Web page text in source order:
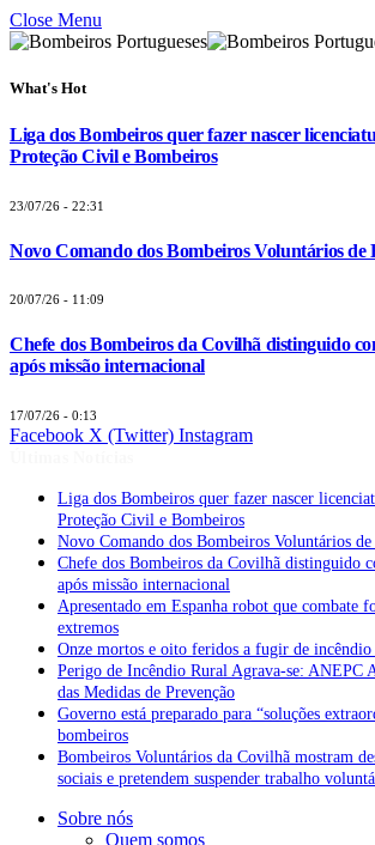
Close Menu
What's Hot
Liga dos Bombeiros quer fazer nascer
Proteção Civil e Bombeiros
23/07/26 - 22:31
Novo Comando dos Bombeiros Voluntários de
20/07/26 - 11:09
Chefe dos Bombeiros da Covilhã distinguido
após missão internacional
17/07/26 - 0:13
Facebook X (Twitter) Instagram
Liga dos Bombeiros quer fazer nascer
Proteção Civil e Bombeiros
Novo Comando dos Bombeiros Voluntários
Chefe dos Bombeiros da Covilhã distinguido
após missão internacional
Apresentado em Espanha robot que combate
extremos
Onze mortos e oito feridos a fugir de incêndio
Perigo de Incêndio Rural Agrava-se: ANEPC
das Medidas de Prevenção
Governo está preparado para “soluções
bombeiros
Bombeiros Voluntários da Covilhã mostram
sociais e pretendem suspender trabalho
Sobre nós
Quem somos